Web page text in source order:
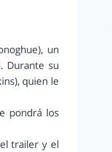
un
Durante su
quien le
pondrá los
trailer y el